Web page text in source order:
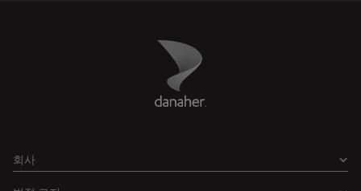
Danaher Logo
회사